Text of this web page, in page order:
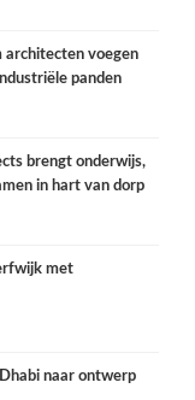
architecten voegen
panden
brengt onderwijs,
in hart van dorp
met
naar ontwerp